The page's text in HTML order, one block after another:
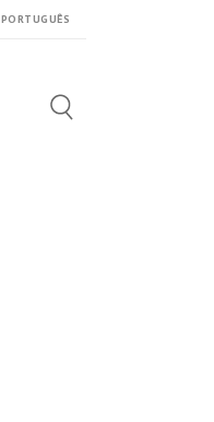
PORTUGUÊS
Search